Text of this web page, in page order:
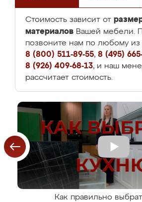
Стоимость зависит от
материалов Вашей мебели.
позвоните нам по любому
8 (800) 511-89-55, 8 (495)
8 (926) 409-68-13, и наш
рассчитает стоимость.
Как правильно